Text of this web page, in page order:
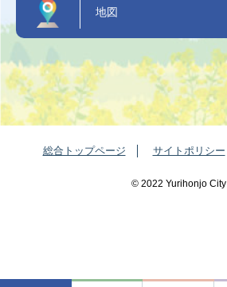
地図
総合トップページ サイトポリシー
©️ 2022 Yurihonjo City